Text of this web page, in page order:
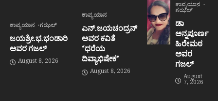
ಕಾವ್ಯಯಾನ ಗಝಲ್
ಜಯಶ್ರೀ.ಭ.ಭಂಡಾರಿ
ಅವರ ಗಜಲ್
August 8, 2026
ಕಾವ್ಯಯಾನ
ಎನ್.ಜಯಚಂದ್ರನ್
ಅವರ ಕವಿತೆ
“ಧರೆಯ
ದಿವ್ಯಾಭಿಷೇಕ”
August 8, 2026
ಕಾವ್ಯಯಾನ
ಗಝಲ್
ಡಾ
ಅನ್ನಪೂರ್ಣ
ಹಿರೇಮಠ
ಅವರ
ಗಜಲ್
August
7, 2026